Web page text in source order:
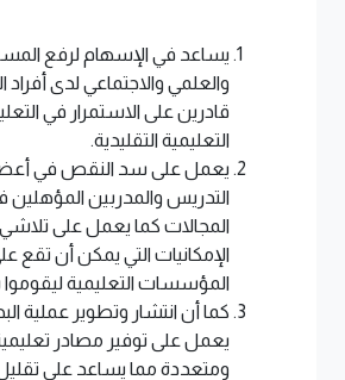
يساعد في الإسهام لرفع
والعلمي والاجتماعي لدى أفراد
قادرين على الاستمرار في
التعليمية التقليدية.
يعمل على سد النقص في
التدريس والمدربين
المجالات كما يعمل على
الإمكانيات التي يمكن أن تقع
المؤسسات التعليمية ليقوموا
كما أن انتشار وتطوير عملية
يعمل على توفير مصادر
ومتعددة مما يساعد على تقليل